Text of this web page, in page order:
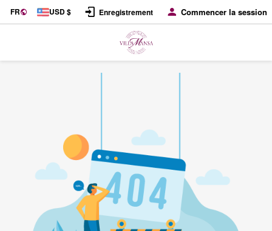
FR USD $ Enregistrement Commencer la session